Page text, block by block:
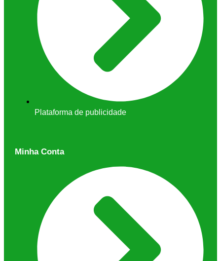
Plataforma de publicidade
Minha Conta